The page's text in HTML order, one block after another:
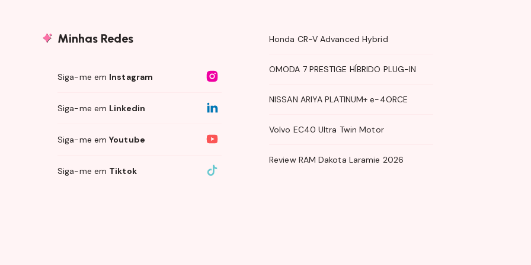
Minhas Redes
Siga-me em Instagram
Siga-me em Linkedin
Siga-me emYoutube
Siga-me em Tiktok
Honda CR-V Advanced Hybrid
OMODA 7 PRESTIGE HÍBRIDO PLUG-IN
NISSAN ARIYA PLATINUM+ e-4ORCE
Volvo EC40 Ultra Twin Motor
Review RAM Dakota Laramie 2026